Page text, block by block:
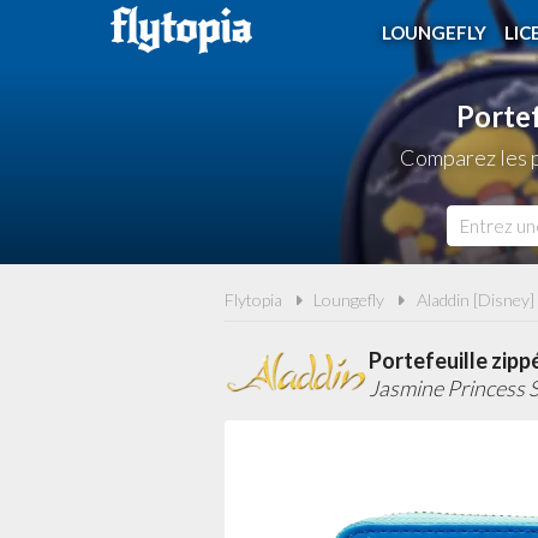
LOUNGEFLY
Comparez les
Flytopia Loungefly Aladdin [Disney]
Portefeuille
Jasmine Princess